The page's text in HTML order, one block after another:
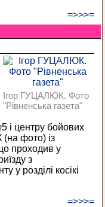
=>>>=
Ігор ГУЦАЛЮК. Фото
"Рівненська газета"
і центру бойових
фото) із
проходив у
з
у розділі косікі
=>>>=